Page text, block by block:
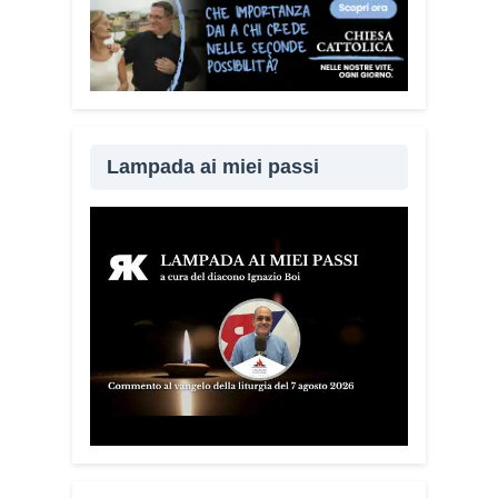
progetto anche nei territori.
Sì, sto
incontrando tante comunità in tutta Italia.
Ringrazio i comuni, le prefetture e le
ad aderire c’è il Comune di Elmas.
un concetto: non bisogna avere paura di
denunciare o segnalare anche un
semplice tentativo di truffa. Ogni
segnalazione permette alle forze
dell’ordine di organizzare controlli più
efficaci sul territorio.Lei parla anche
delle cosiddette “cinque bandiere
Lampada ai miei passi